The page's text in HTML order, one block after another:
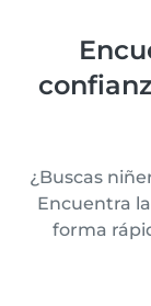
¿Buscas
Encuentra
forma